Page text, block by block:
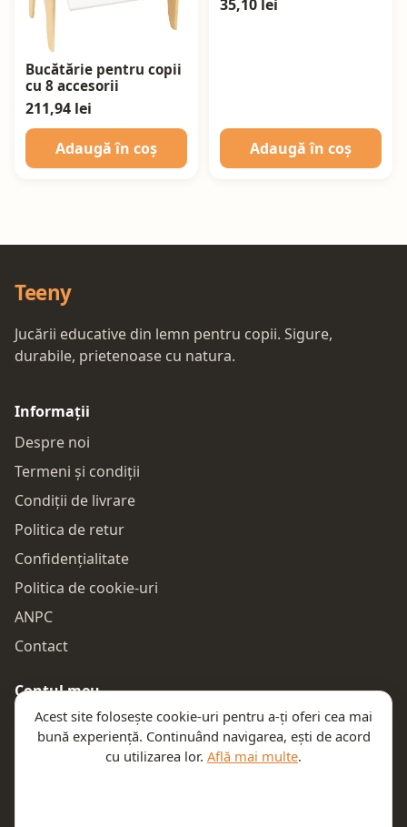
Bucătărie pentru copii
cu 8 accesorii
211,94 lei
Adaugă în coș
35,10 lei
Adaugă în coș
Teeny
Jucării educative din lemn pentru copii. Sigure,
durabile, prietenoase cu natura.
Informații
Despre noi
Termeni și condiții
Condiții de livrare
Politica de retur
Confidențialitate
Politica de cookie-uri
ANPC
Contact
Contul meu
Autentificare
Comenzile mele
Acest site folosește cookie-uri pentru a-ți oferi cea mai
bună experiență. Continuând navigarea, ești de acord
cu utilizarea lor. Află mai multe.